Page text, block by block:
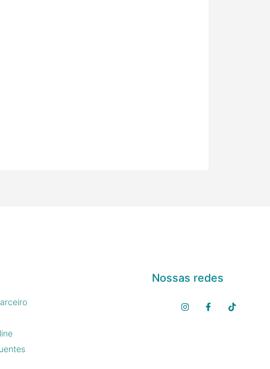
Nossas redes